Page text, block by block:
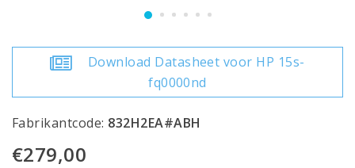
Download Datasheet voor HP 15s-
fq0000nd
Fabrikantcode: 832H2EA#ABH
€279,00